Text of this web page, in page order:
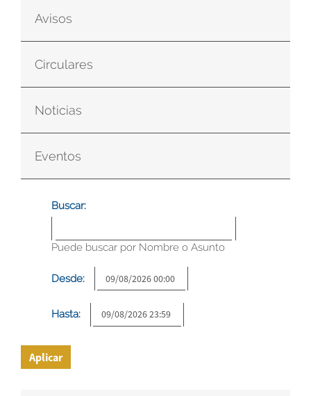
Avisos
Circulares
Noticias
Eventos
Buscar:
Puede buscar por Nombre o Asunto
Desde:
Hasta:
Aplicar